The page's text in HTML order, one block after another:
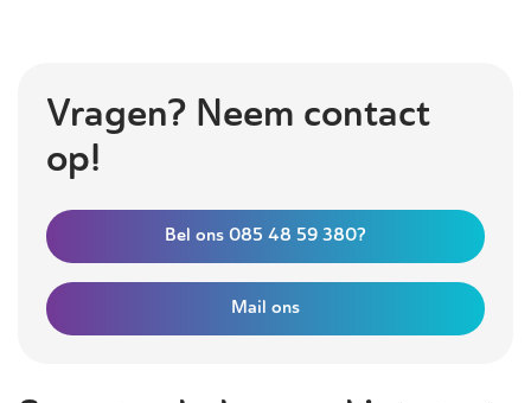
Vragen? Neem contact
op!
Bel ons 085 48 59 380?
Mail ons